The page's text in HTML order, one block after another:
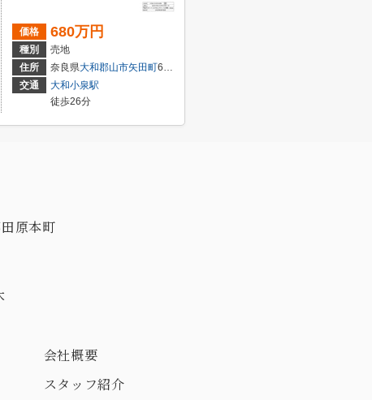
価格 680万円
種別
売地
住所
奈良県大和郡山市矢田町6393-2
交通
大和小泉駅
徒歩26分
原本町
会社概要
スタッフ紹介